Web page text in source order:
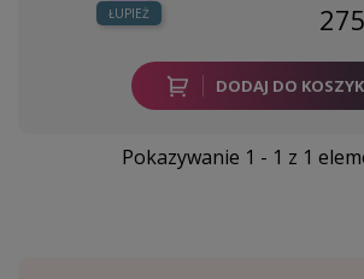
ŁUPIEŻ
DODAJ DO
Pokazywanie 1 - 1 z 1